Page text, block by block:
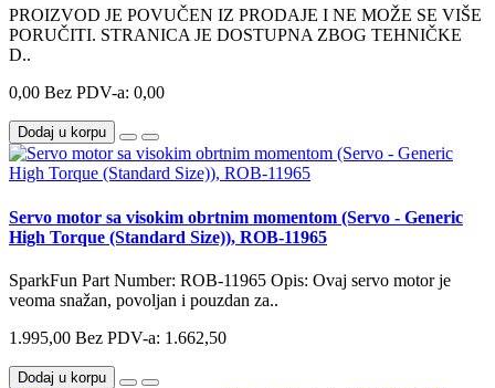
PROIZVOD JE POVUČEN IZ PRODAJE I NE MOŽE SE VIŠE
PORUČITI. STRANICA JE DOSTUPNA ZBOG TEHNIČKE
D..
0,00 Bez PDV-a: 0,00
Dodaj u korpu
Servo motor sa visokim obrtnim momentom (Servo - Generic
High Torque (Standard Size)), ROB-11965
SparkFun Part Number: ROB-11965 Opis: Ovaj servo motor je
veoma snažan, povoljan i pouzdan za..
1.995,00 Bez PDV-a: 1.662,50
Dodaj u korpu